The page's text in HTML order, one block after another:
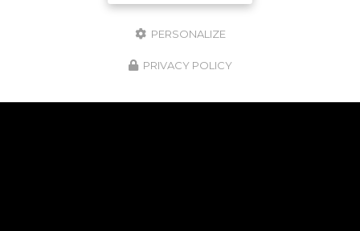
PERSONALIZE
PRIVACY POLICY